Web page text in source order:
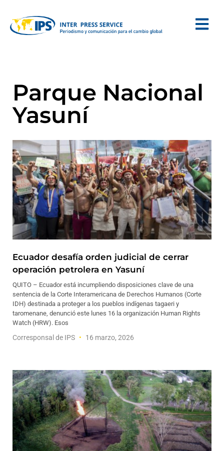
Parque Nacional
Yasuní
Ecuador desafía orden judicial de cerrar
operación petrolera en Yasuní
QUITO – Ecuador está incumpliendo disposiciones clave de una
sentencia de la Corte Interamericana de Derechos Humanos (Corte
IDH) destinada a proteger a los pueblos indígenas tagaeri y
taromenane, denunció este lunes 16 la organización Human Rights
Watch (HRW). Esos
Corresponsal de IPS 16 marzo, 2026